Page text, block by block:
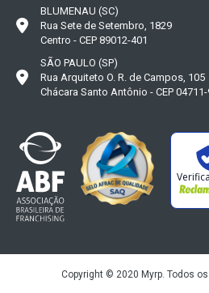
BLUMENAU (SC)
Rua Sete de Setembro, 1829
Centro - CEP 89012-401
SÃO PAULO (SP)
Rua Arquiteto O. R. de Campos, 105
Chácara Santo Antônio - CEP
Copyright © 2020 Myrp. Todos